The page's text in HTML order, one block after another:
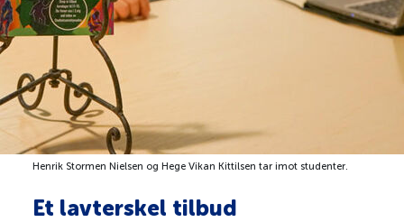
Henrik Stormen Nielsen og Hege Vikan Kittilsen tar imot studenter.
Et lavterskel tilbud